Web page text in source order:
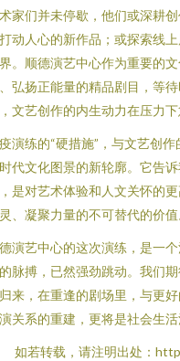
家们并未停歇，他们或深耕
动人心的新作品；或探索线
。顺德演艺中心作为重要的
弘扬正能量的精品剧目，等
文艺创作的内生动力在压力下
演练的“硬措施”，与文艺创
代文化图景的新轮廓。它告
是对艺术体验和人文关怀的
、凝聚力量的不可替代的价值
演艺中心的这次演练，是一
脉搏，已然强劲跳动。我们
来，在重逢的剧场里，与更
关系的重建，更将是社会生
如若转载，请注明出处：